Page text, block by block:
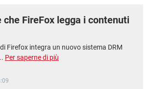
che FireFox legga i contenuti
Firefox integra un nuovo sistema DRM
Per saperne di più